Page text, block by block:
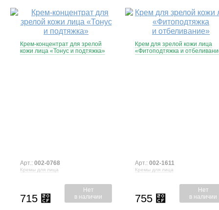
Крем-концентрат для зрелой
кожи лица «Тонус и подтяжка»
Кремы для лица
Арт.: 002-0768
715 ⃏
Нет
в наличии
Крем для зрелой кожи лица
«Фитоподтяжка и
Кремы для лица
Арт.: 002-1611
755 ⃏
Нет
в наличии